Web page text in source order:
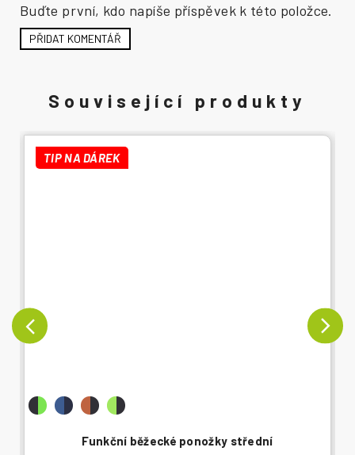
TIP NA DÁREK
Funkční běžecké ponožky střední
Buďte první, kdo napíše příspěvek k této položce.
PŘIDAT KOMENTÁŘ